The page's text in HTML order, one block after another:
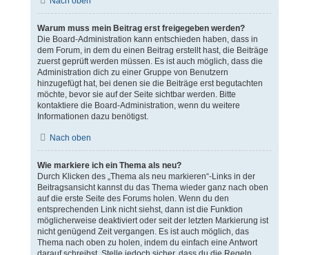
Warum muss mein Beitrag erst freigegeben werden?
Die Board-Administration kann entschieden haben, dass in
dem Forum, in dem du einen Beitrag erstellt hast, die Beiträge
zuerst geprüft werden müssen. Es ist auch möglich, dass die
Administration dich zu einer Gruppe von Benutzern
hinzugefügt hat, bei denen sie die Beiträge erst begutachten
möchte, bevor sie auf der Seite sichtbar werden. Bitte
kontaktiere die Board-Administration, wenn du weitere
Informationen dazu benötigst.
Nach oben
Wie markiere ich ein Thema als neu?
Durch Klicken des „Thema als neu markieren“-Links in der
Beitragsansicht kannst du das Thema wieder ganz nach oben
auf die erste Seite des Forums holen. Wenn du den
entsprechenden Link nicht siehst, dann ist die Funktion
möglicherweise deaktiviert oder seit der letzten Markierung ist
nicht genügend Zeit vergangen. Es ist auch möglich, das
Thema nach oben zu holen, indem du einfach eine Antwort